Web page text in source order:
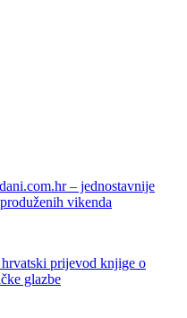
– jednostavnije
vikenda
prijevod knjige o
glazbe